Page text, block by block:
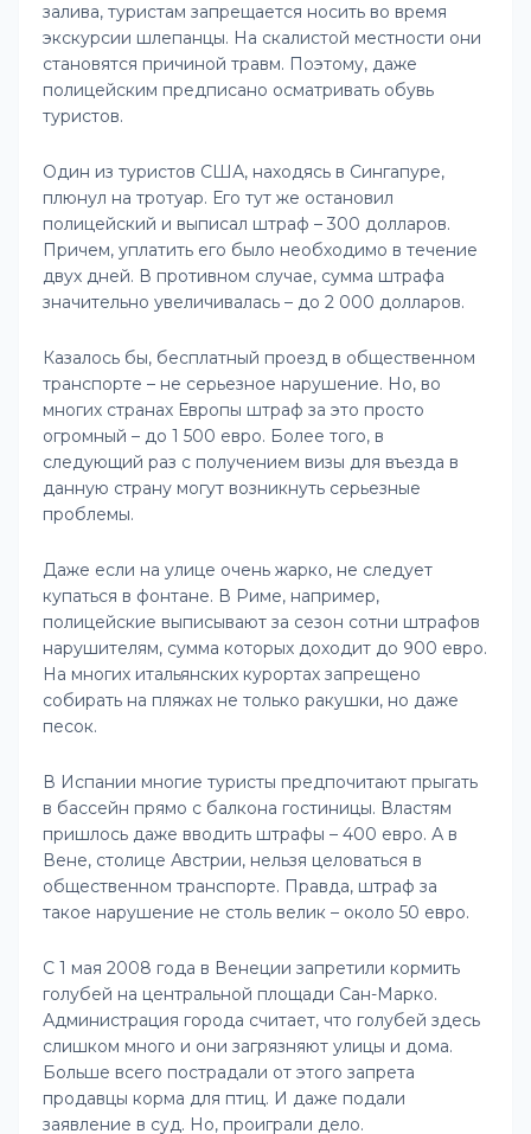
залива, туристам запрещается носить во время
экскурсии шлепанцы. На скалистой местности они
становятся причиной травм. Поэтому, даже
полицейским предписано осматривать обувь
туристов.
Один из туристов США, находясь в Сингапуре,
плюнул на тротуар. Его тут же остановил
полицейский и выписал штраф – 300 долларов.
Причем, уплатить его было необходимо в течение
двух дней. В противном случае, сумма штрафа
значительно увеличивалась – до 2 000 долларов.
Казалось бы, бесплатный проезд в общественном
транспорте – не серьезное нарушение. Но, во
многих странах Европы штраф за это просто
огромный – до 1 500 евро. Более того, в
следующий раз с получением визы для въезда в
данную страну могут возникнуть серьезные
проблемы.
Даже если на улице очень жарко, не следует
купаться в фонтане. В Риме, например,
полицейские выписывают за сезон сотни штрафов
нарушителям, сумма которых доходит до 900 евро.
На многих итальянских курортах запрещено
собирать на пляжах не только ракушки, но даже
песок.
В Испании многие туристы предпочитают прыгать
в бассейн прямо с балкона гостиницы. Властям
пришлось даже вводить штрафы – 400 евро. А в
Вене, столице Австрии, нельзя целоваться в
общественном транспорте. Правда, штраф за
такое нарушение не столь велик – около 50 евро.
С 1 мая 2008 года в Венеции запретили кормить
голубей на центральной площади Сан-Марко.
Администрация города считает, что голубей здесь
слишком много и они загрязняют улицы и дома.
Больше всего пострадали от этого запрета
продавцы корма для птиц. И даже подали
заявление в суд. Но, проиграли дело.